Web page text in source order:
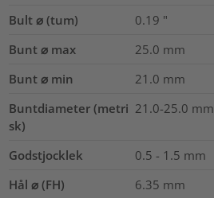
Bult ⌀ (tum)
0.19 "
Bunt ⌀ max
25.0 mm
Bunt ⌀ min
21.0 mm
Buntdiameter (metri
sk)
21.0-25.0 mm
Godstjocklek
0.5 - 1.5 mm
Hål ⌀ (FH)
6.35 mm